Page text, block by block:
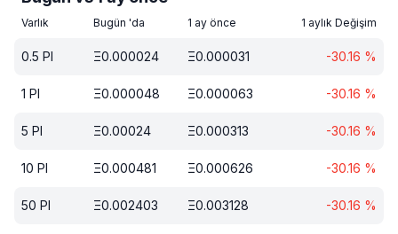
Varlık Bugün 'da 1 ay önce 1 aylık Değişim
0.5 PI Ξ0.000024 Ξ0.000031 -30.16 %
1 PI Ξ0.000048 Ξ0.000063 -30.16 %
5 PI Ξ0.00024 Ξ0.000313 -30.16 %
10 PI Ξ0.000481 Ξ0.000626 -30.16 %
50 PI Ξ0.002403 Ξ0.003128 -30.16 %